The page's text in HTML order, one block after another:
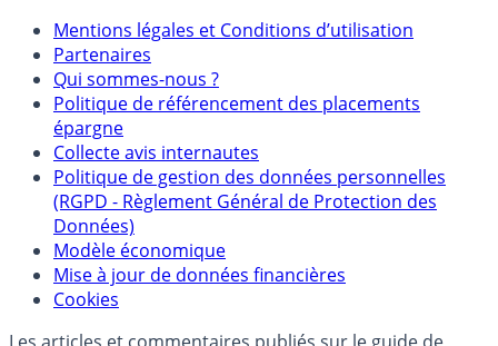
Mentions légales et Conditions d’utilisation
Partenaires
Qui sommes-nous ?
Politique de référencement des placements
épargne
Collecte avis internautes
Politique de gestion des données personnelles
(RGPD - Règlement Général de Protection des
Données)
Modèle économique
Mise à jour de données financières
Cookies